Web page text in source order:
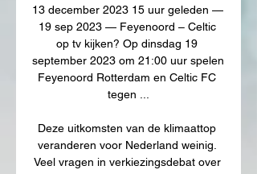
13 december 2023 15 uur geleden —
19 sep 2023 — Feyenoord – Celtic
op tv kijken? Op dinsdag 19
september 2023 om 21:00 uur spelen
Feyenoord Rotterdam en Celtic FC
tegen ...
Deze uitkomsten van de klimaattop
veranderen voor Nederland weinig.
Veel vragen in verkiezingsdebat over